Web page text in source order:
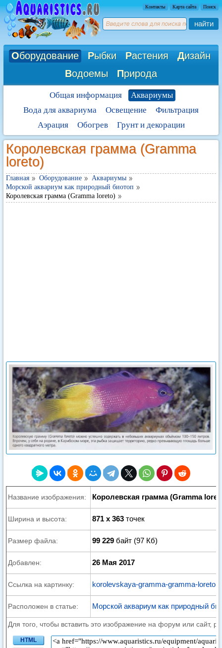
Контакты Карта сайта Поиск
найти
Оборудование Рыбки Растения Дизайн
Водоемы Природа
Общая информация
Аквариумы
Вода для аквариума
Освещение
Фильтрация
Аэрация
Обогрев Грунт и декорации
Королевская грамма (Gramma
loreto)
Главная Оборудование
Аквариумы
Морской аквариум как природный биотоп
Королевская грамма (Gramma loreto)
Название изображения: Королевская грамма (Gramma
Ширина и высота: 871 x 363 точек
Размер файла: 99 229 байт (97 Кб)
Добавлен: 26 Мая 2017
Ссылка на картинку: korolevskaya-gramma-gramma-
Расположен в статье: Морской аквариум как природный
Для того, чтобы вставить это изображение на форум или сайт,
HTML